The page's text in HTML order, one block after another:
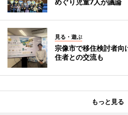
見る・遊ぶ
宗像市で移住検討者
住者との交流も
もっと見る